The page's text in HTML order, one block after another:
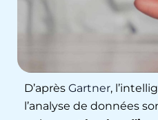
D’après Gartner,
l’analyse de données